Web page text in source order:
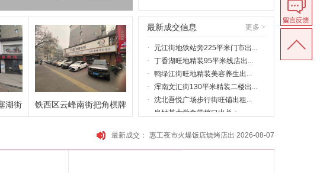
湖街 铁西区云峰南街把角棋牌
更多 >
最新成交信息
· 元江街地铁站旁225平米门市出...
· 丁香湖旺地精装95平米线店出...
· 鸭绿江街旺地精装美容养生出...
· 浑南文汇街130平米精装二楼出...
· 沈北吾悦广场步行街旺铺出租...
皇姑某大学食堂档口出兑：
· 南九中路旺地150门市出租可适...
· 中街大北街旺地200平米纯一层...
最新成交： 2026-08-07
惠工夜市火爆饭店烧烤店出